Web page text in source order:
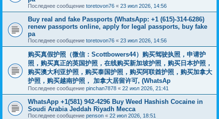
Последнее сообщение toretovon76 « 23 июл 2026, 14:56
Buy real and fake Passports (WhatsApp: +1 (615)-314-6286)
renew passports online, apply for legal passports, buy fake
pa
Последнее сообщение toretovon76 « 23 июл 2026, 14:56
购买真假护照（微信：Scottbowers44）购买驾驶执照，申请护
照，购买真正的英国护照，在线购买新加坡护照，购买日本护照，
购买澳大利亚护照，购买泰国护照，购买阿联酋护照，购买加拿大
护照，购买越南护照， 加拿大居留许可, (WhatsAp
Последнее сообщение pinchan7878 « 22 июл 2026, 21:41
WhatsApp +1(581) 942-4296 Buy Weed Hashish Cocaine in
Soudi Arabia Jeddah Riyadh Mecca
Последнее сообщение penson « 22 июл 2026, 18:51